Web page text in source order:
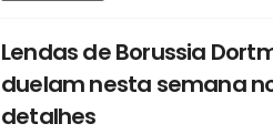
Lendas de Borussia
duelam nesta semana
detalhes